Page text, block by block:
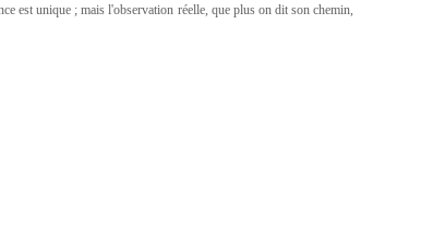
est unique ; mais l'observation réelle, que plus on dit son chemin,